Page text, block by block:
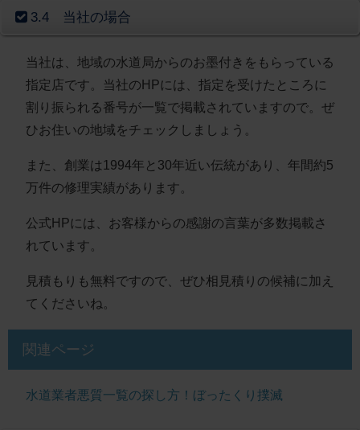
3.4 当社の場合
当社は、地域の水道局からのお墨付きをもらっている
指定店です。当社のHPには、指定を受けたところに
割り振られる番号が一覧で掲載されていますので。ぜ
ひお住いの地域をチェックしましょう。
また、創業は1994年と30年近い伝統があり、年間約5
万件の修理実績があります。
公式HPには、お客様からの感謝の言葉が多数掲載さ
れています。
見積もりも無料ですので、ぜひ相見積りの候補に加え
てくださいね。
関連ページ
水道業者悪質一覧の探し方！ぼったくり撲滅